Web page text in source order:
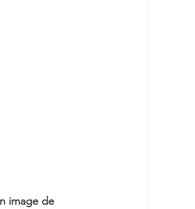
image de